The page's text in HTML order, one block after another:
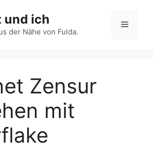
und ich
der Nähe von Fulda.
Menü
Zensur
mit